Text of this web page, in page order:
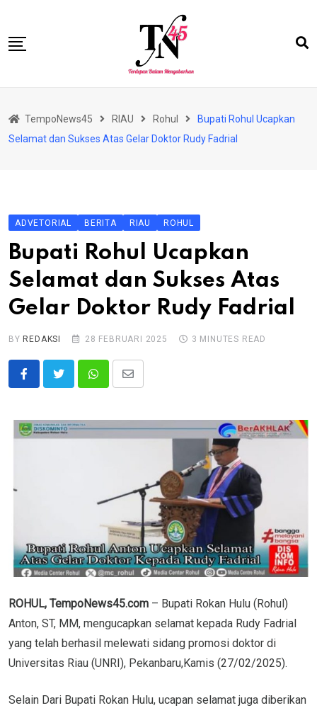
content
BISNIS
RIAU
PERISTIWA
OLAHRAGA
PENDIDIKAN
TempoNews45 RIAU Rohul
Bupati Rohul Ucapkan
Selamat dan Sukses Atas Gelar Doktor Rudy Fadrial
ADVETORIAL BERITA RIAU ROHUL
Bupati Rohul Ucapkan
Selamat dan Sukses Atas
Gelar Doktor Rudy Fadrial
BY REDAKSI 28 FEBRUARI 2025 3 MINUTES READ
WhatsappShare
Email
ROHUL, TempoNews45.com – Bupati Rokan Hulu (Rohul)
Anton, ST, MM, mengucapkan selamat kepada Rudy Fadrial
yang telah berhasil melewati sidang promosi doktor di
Universitas Riau (UNRI), Pekanbaru,Kamis (27/02/2025).
Selain Dari Bupati Rokan Hulu, ucapan selamat juga diberikan